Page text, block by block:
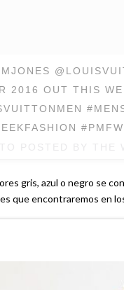
2016 OUT THIS
#PMFW
gris, azul o negro se
que encontraremos en